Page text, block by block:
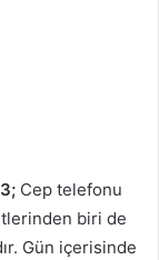
Cep telefonu
biri de
Gün içerisinde